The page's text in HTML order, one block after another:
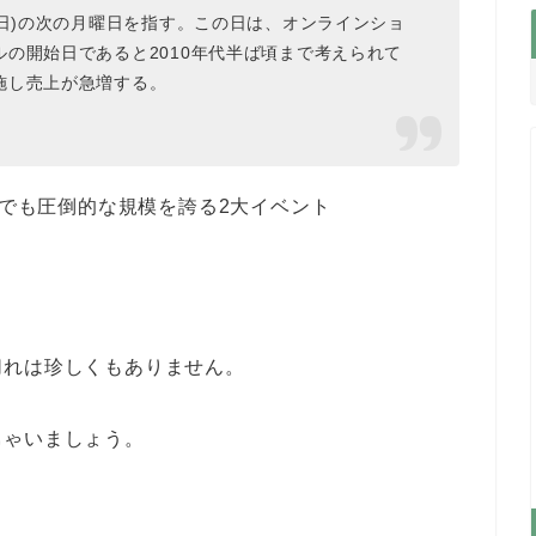
の次の月曜日を指す。この日は、オンラインショ
開始日であると2010年代半ば頃まで考えられて
売上が急増する。
も圧倒的な規模を誇る2大イベント
は珍しくもありません。
いましょう。